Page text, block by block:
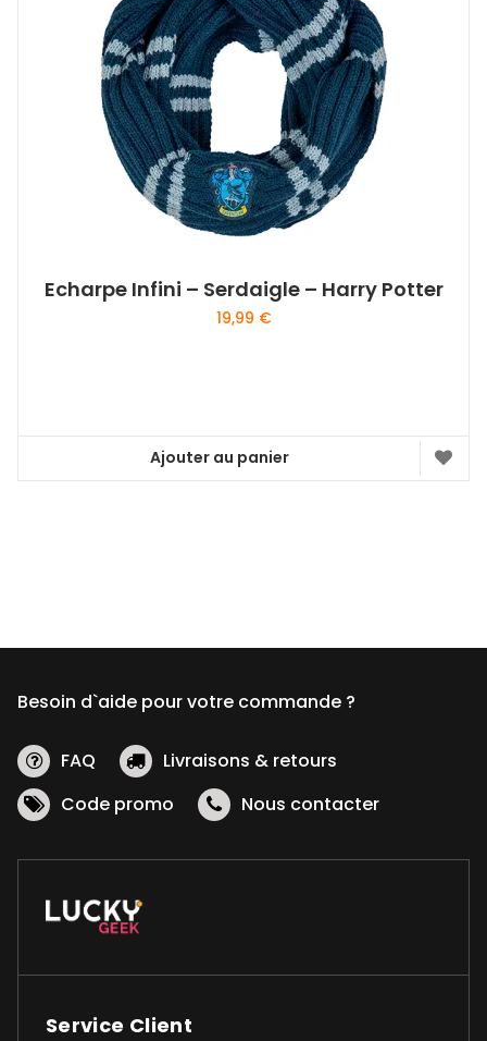
Echarpe Infini – Serdaigle – Harry Potter
19,99 €
Ajouter au panier
Besoin d`aide pour votre commande ?
FAQ
Livraisons & retours
Code promo
Nous contacter
Service Client